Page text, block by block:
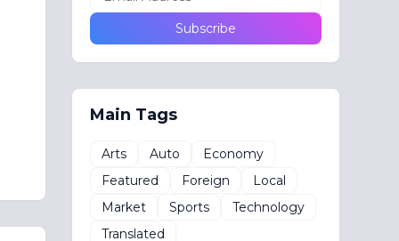
Main Tags
Arts Auto
Economy
Featured
Foreign
Local
Market
Sports
Technology
Translated